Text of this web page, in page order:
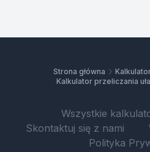
Strona główna
Kalkulator przeliczania
Wszystkie
Skontaktuj się z nami
Polityka